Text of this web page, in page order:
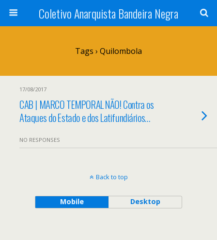
Coletivo Anarquista Bandeira Negra
Tags › Quilombola
17/08/2017
CAB | MARCO TEMPORAL NÃO! Contra os
Ataques do Estado e dos Latifundiários…
NO RESPONSES
Back to top
Mobile Desktop